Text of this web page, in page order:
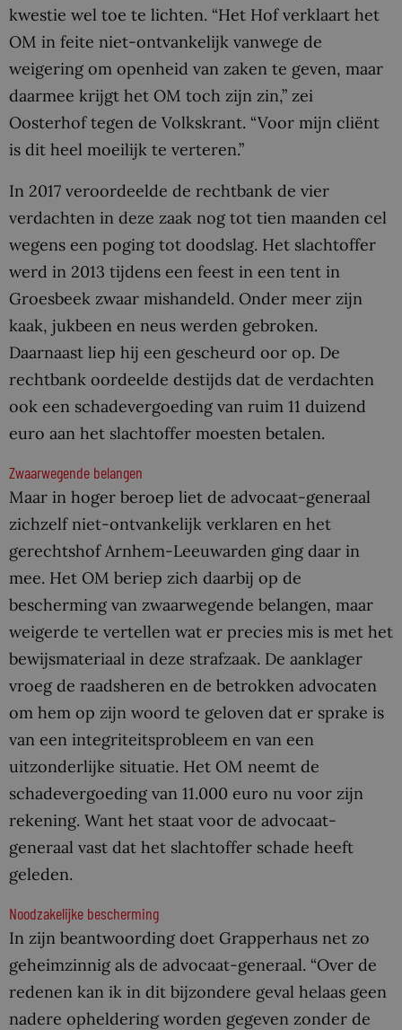
kwestie wel toe te lichten. “Het Hof verklaart het
OM in feite niet-ontvankelijk vanwege de
weigering om openheid van zaken te geven, maar
daarmee krijgt het OM toch zijn zin,” zei
Oosterhof tegen de Volkskrant. “Voor mijn cliënt
is dit heel moeilijk te verteren.”
In 2017 veroordeelde de rechtbank de vier
verdachten in deze zaak nog tot tien maanden cel
wegens een poging tot doodslag. Het slachtoffer
werd in 2013 tijdens een feest in een tent in
Groesbeek zwaar mishandeld. Onder meer zijn
kaak, jukbeen en neus werden gebroken.
Daarnaast liep hij een gescheurd oor op. De
rechtbank oordeelde destijds dat de verdachten
ook een schadevergoeding van ruim 11 duizend
euro aan het slachtoffer moesten betalen.
Zwaarwegende belangen
Maar in hoger beroep liet de advocaat-generaal
zichzelf niet-ontvankelijk verklaren en het
gerechtshof Arnhem-Leeuwarden ging daar in
mee. Het OM beriep zich daarbij op de
bescherming van zwaarwegende belangen, maar
weigerde te vertellen wat er precies mis is met het
bewijsmateriaal in deze strafzaak. De aanklager
vroeg de raadsheren en de betrokken advocaten
om hem op zijn woord te geloven dat er sprake is
van een integriteitsprobleem en van een
uitzonderlijke situatie. Het OM neemt de
schadevergoeding van 11.000 euro nu voor zijn
rekening. Want het staat voor de advocaat-
generaal vast dat het slachtoffer schade heeft
geleden.
Noodzakelijke bescherming
In zijn beantwoording doet Grapperhaus net zo
geheimzinnig als de advocaat-generaal. “Over de
redenen kan ik in dit bijzondere geval helaas geen
nadere opheldering worden gegeven zonder de